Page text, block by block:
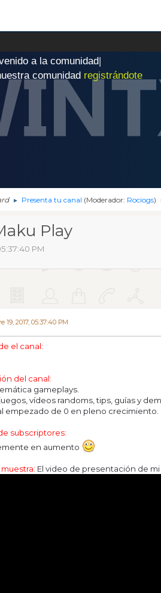
enido a la comunidad|
comunidad registrándote
► Presenta tu canal (Moderador: Rociogs)
Play
PM
19, 2017, 05:37:40 PM
el canal:
del canal:
gameplays.
vídeos randoms, tips, guías y
empezado de 0 en pleno crecimiento.
subscriptores:
en aumento
El video de presentación de mi